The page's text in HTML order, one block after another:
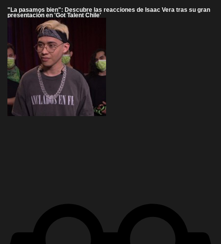
"La pasamos bien": Descubre las reacciones de Isaac Vera tras su gran
presentación en 'Got Talent Chile'